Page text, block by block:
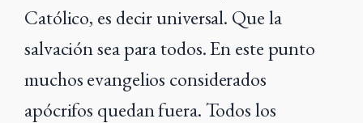
Católico, es decir universal. Que la
salvación sea para todos. En este punto
muchos evangelios considerados
apócrifos quedan fuera. Todos los